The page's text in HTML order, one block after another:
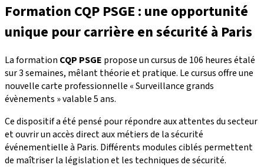
Formation CQP PSGE : une opportunité
unique pour carrière en sécurité à Paris
La formation CQP PSGE propose un cursus de 106 heures étalé
sur 3 semaines, mêlant théorie et pratique. Le cursus offre une
nouvelle carte professionnelle « Surveillance grands
évènements » valable 5 ans.
Ce dispositif a été pensé pour répondre aux attentes du secteur
et ouvrir un accès direct aux métiers de la sécurité
événementielle à Paris. Différents modules ciblés permettent
de maîtriser la législation et les techniques de sécurité.